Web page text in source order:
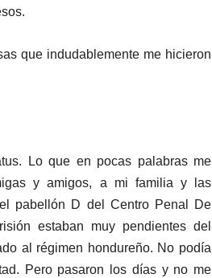
que indudablemente me hicieron
Lo que en pocas palabras me
y amigos, a mi familia y las
pabellón D del Centro Penal De
estaban muy pendientes del
al régimen hondureño. No podía
Pero pasaron los días y no me